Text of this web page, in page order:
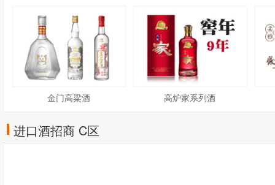
金门高粱酒 高炉家系列酒
进口酒招商 C区